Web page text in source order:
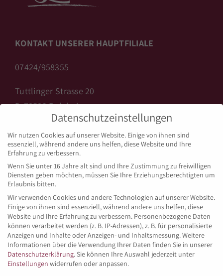
KONTAKT UNSERER HAUPTFILIALE
07424/958355
Tuttlinger Strasse 20
D-78582 Balgheim
info@backhaus-licht.de
www.backhaus-licht.de
ÖFFNUNGSZEITEN BALGHEIM
Montag bis Freitag:
05:15 – 18:00 Uhr
Samstag:
05:15 – 13:30 Uhr
Datenschutzeinstellungen
Wir nutzen Cookies auf unserer Website. Einige von ihnen sind
essenziell, während andere uns helfen, diese Website und Ihre
Erfahrung zu verbessern.
Wenn Sie unter 16 Jahre alt sind und Ihre Zustimmung zu freiwilligen
Diensten geben möchten, müssen Sie Ihre Erziehungsberechtigten um
Erlaubnis bitten.
Wir verwenden Cookies und andere Technologien auf unserer Website.
Einige von ihnen sind essenziell, während andere uns helfen, diese
Website und Ihre Erfahrung zu verbessern. Personenbezogene Daten
können verarbeitet werden (z. B. IP-Adressen), z. B. für personalisierte
Anzeigen und Inhalte oder Anzeigen- und Inhaltsmessung.Weitere
Informationen über die Verwendung Ihrer Daten finden Sie in unserer
Datenschutzerklärung. Sie können Ihre Auswahl jederzeit unter
Einstellungen widerrufen oder anpassen.